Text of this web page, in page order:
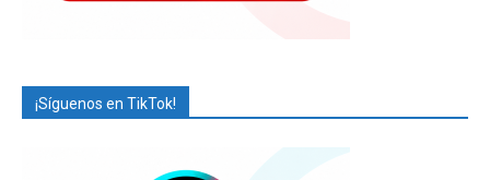
¡Síguenos en TikTok!